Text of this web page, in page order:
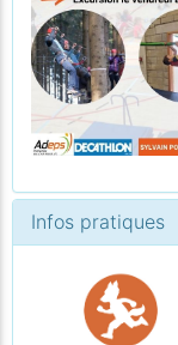
Infos pratiques